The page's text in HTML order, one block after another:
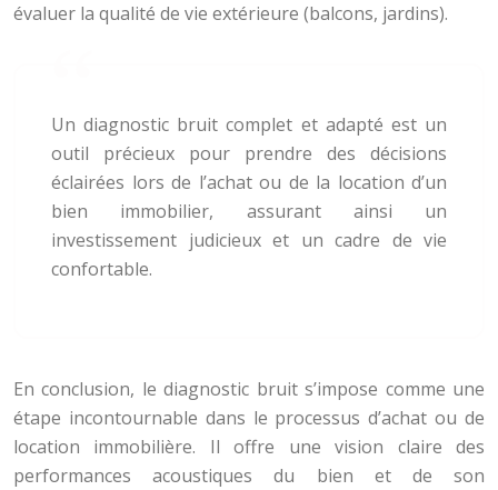
évaluer la qualité de vie extérieure (balcons, jardins).
Un diagnostic bruit complet et adapté est un
outil précieux pour prendre des décisions
éclairées lors de l’achat ou de la location d’un
bien immobilier, assurant ainsi un
investissement judicieux et un cadre de vie
confortable.
En conclusion, le diagnostic bruit s’impose comme une
étape incontournable dans le processus d’achat ou de
location immobilière. Il offre une vision claire des
performances acoustiques du bien et de son